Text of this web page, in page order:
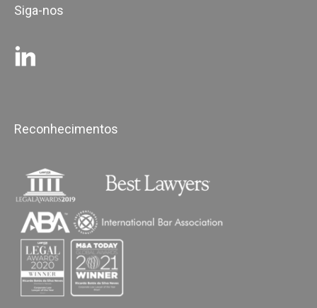
Siga-nos
Reconhecimentos